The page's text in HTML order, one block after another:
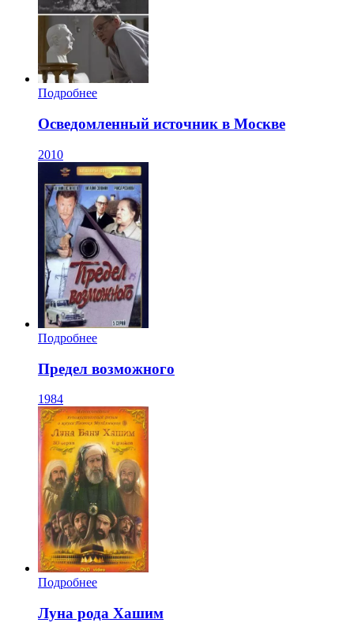
Подробнее
Осведомленный источник в Москве
2010
Подробнее
Предел возможного
1984
Подробнее
Луна рода Хашим